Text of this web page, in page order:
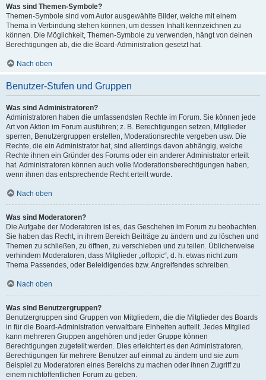
Was sind Themen-Symbole?
Themen-Symbole sind vom Autor ausgewählte Bilder, welche mit einem
Thema in Verbindung stehen können, um dessen Inhalt kennzeichnen zu
können. Die Möglichkeit, Themen-Symbole zu verwenden, hängt von deinen
Berechtigungen ab, die die Board-Administration gesetzt hat.
Nach oben
Benutzer-Stufen und Gruppen
Was sind Administratoren?
Administratoren haben die umfassendsten Rechte im Forum. Sie können jede
Art von Aktion im Forum ausführen; z. B. Berechtigungen setzen, Mitglieder
sperren, Benutzergruppen erstellen, Moderationsrechte vergeben usw. Die
Rechte, die ein Administrator hat, sind allerdings davon abhängig, welche
Rechte ihnen ein Gründer des Forums oder ein anderer Administrator erteilt
hat. Administratoren können auch volle Moderationsberechtigungen haben,
wenn ihnen das entsprechende Recht erteilt wurde.
Nach oben
Was sind Moderatoren?
Die Aufgabe der Moderatoren ist es, das Geschehen im Forum zu beobachten.
Sie haben das Recht, in ihrem Bereich Beiträge zu ändern und zu löschen und
Themen zu schließen, zu öffnen, zu verschieben und zu teilen. Üblicherweise
verhindern Moderatoren, dass Mitglieder „offtopic“, d. h. etwas nicht zum
Thema Passendes, oder Beleidigendes bzw. Angreifendes schreiben.
Nach oben
Was sind Benutzergruppen?
Benutzergruppen sind Gruppen von Mitgliedern, die die Mitglieder des Boards
in für die Board-Administration verwaltbare Einheiten aufteilt. Jedes Mitglied
kann mehreren Gruppen angehören und jeder Gruppe können
Berechtigungen zugeteilt werden. Dies erleichtert es den Administratoren,
Berechtigungen für mehrere Benutzer auf einmal zu ändern und sie zum
Beispiel zu Moderatoren eines Bereichs zu machen oder ihnen Zugriff zu
einem nichtöffentlichen Forum zu geben.